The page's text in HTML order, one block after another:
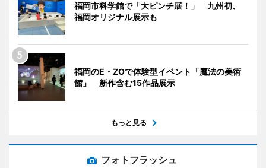
福岡市科学館で「大ピンチ展！」 九州初、
福岡オリジナル展示も
福岡のE・ZOで体験型イベント「魔法の美術
館」 新作含む15作品展示
もっと見る
フォトフラッシュ